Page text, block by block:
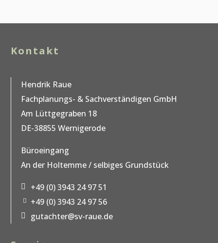
Kontakt
Hendrik Raue
Fachplanungs- & Sachverständigen GmbH
Am Lüttgegraben 18
DE-38855 Wernigerode
Büroeingang
An der Holtemme / selbiges Grundstück
h
o
n
+49 (0) 3943 24 97 51
x
+49 (0) 3943 24 97 56
gutachter@sv-raue.de